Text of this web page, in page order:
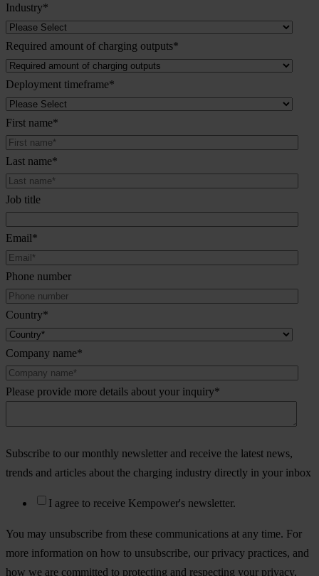
Industry*
Required amount of charging outputs*
Deployment timeframe*
First name*
Last name*
Job title
Email*
Phone number
Country*
Company name*
Please provide more details about your inquiry*
Subscribe to our monthly newsletter and receive the latest news,
trends and articles about the charging industry directly in your inbox
I agree to receive Kempower's newsletter.
You may unsubscribe from these communications at any time. For
more information on how to unsubscribe, our privacy practices, and
how we are committed to protecting and respecting your privacy,